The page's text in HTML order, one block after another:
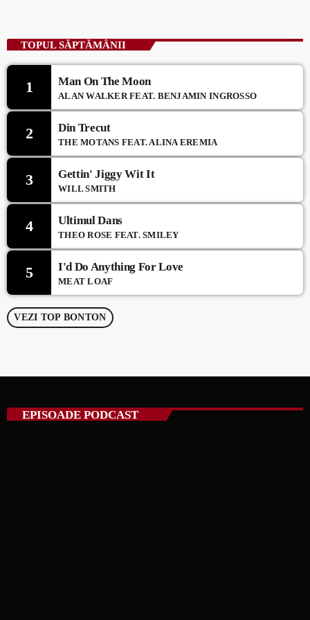
TOPUL SĂPTĂMÂNII
1 Man On The Moon
ALAN WALKER FEAT. BENJAMIN INGROSSO
2 Din Trecut
THE MOTANS FEAT. ALINA EREMIA
3 Gettin' Jiggy Wit It
WILL SMITH
4 Ultimul Dans
THEO ROSE FEAT. SMILEY
5 I'd Do Anything For Love
MEAT LOAF
VEZI TOP BONTON
EPISOADE PODCAST